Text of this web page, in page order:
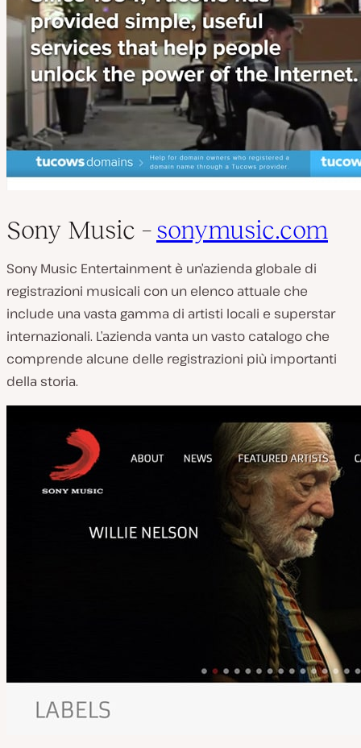
Sony Music –sonymusic.com
Sony Music Entertainment è un’azienda globale di
registrazioni musicali con un elenco attuale che
include una vasta gamma di artisti locali e superstar
internazionali. L’azienda vanta un vasto catalogo che
comprende alcune delle registrazioni più importanti
della storia.